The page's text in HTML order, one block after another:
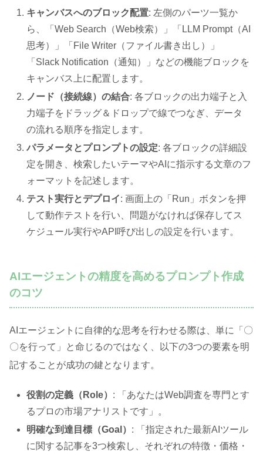
キャンバスへのブロック配置: 左側のパーツ一覧か
ら、「Web Search（Web検索）」「LLM Prompt（AI
思考）」「File Writer（ファイル書き出し）」
「Slack Notification（通知）」などの機能ブロックを
キャンバス上に配置します。
ノード（接続線）の結合: 各ブロックの出力端子と入
力端子をドラッグ＆ドロップで線でつなぎ、データ
の流れる順序を指定します。
パラメータとプロンプトの設定: 各ブロックの詳細設
定を開き、検索したいテーマやAIに指示する文章のフ
ォーマットを記述します。
テスト実行とデプロイ: 画面上の「Run」ボタンを押
して動作テストを行い、問題がなければ保存してス
ケジュール実行やAPI呼び出しの設定を行います。
AIエージェントの精度を高めるプロンプト作成
のコツ
AIエージェントに自律的な思考を行わせる際は、単に「〇
〇を行って」と命じるのではなく、以下の3つの要素を明
記することが成功の鍵となります。
役割の定義（Role） : 「あなたはWeb調査を専門とす
るプロの市場アナリストです」。
明確な到達目標（Goal） : 「指定された最新AIツール
に関する記事を3つ検索し、それぞれの特徴・価格・